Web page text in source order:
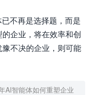
不再是选择题，而是
企业，将在效率和创
不决的企业，则可能
AI智能体如何重塑企业